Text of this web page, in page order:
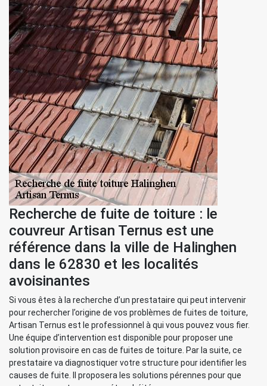
Recherche de fuite de toiture : le
couvreur Artisan Ternus est une
référence dans la ville de Halinghen
dans le 62830 et les localités
avoisinantes
Si vous êtes à la recherche d’un prestataire qui peut intervenir
pour rechercher l’origine de vos problèmes de fuites de toiture,
Artisan Ternus est le professionnel à qui vous pouvez vous fier.
Une équipe d’intervention est disponible pour proposer une
solution provisoire en cas de fuites de toiture. Par la suite, ce
prestataire va diagnostiquer votre structure pour identifier les
causes de fuite. Il proposera les solutions pérennes pour que